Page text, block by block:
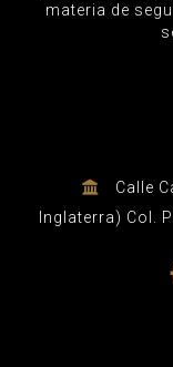
materia de
Calle
Inglaterra) Col.